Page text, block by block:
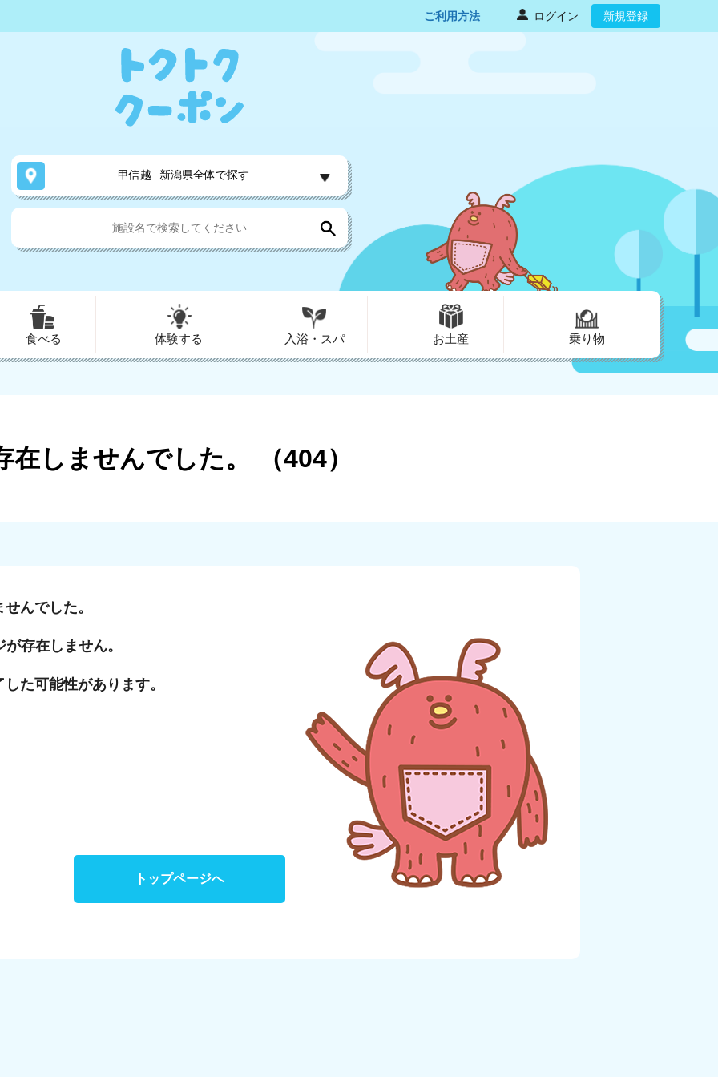
ご利用方法 ログイン 新規登録
甲信越 新潟県全体で探す
食べる 体験する 入浴・スパ お土産 乗り物
しませんでした。 （404）
んでした。
存在しません。
た可能性があります。
トップページへ